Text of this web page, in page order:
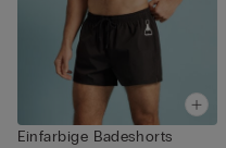
Einfarbige Badeshorts